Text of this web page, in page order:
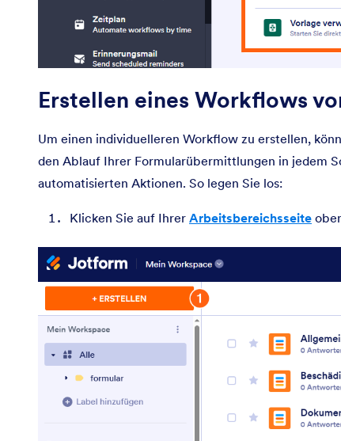
Erstellen eines Workflows
Um einen individuelleren Workflow zu erstellen,
den Ablauf Ihrer Formularübermittlungen in jedem
automatisierten Aktionen. So legen Sie los:
Klicken Sie auf Ihrer Arbeitsbereichsseite